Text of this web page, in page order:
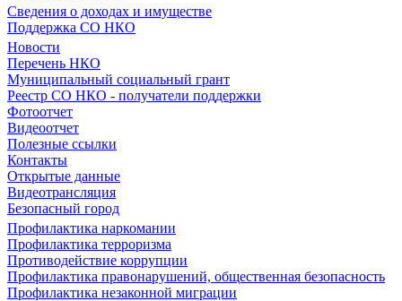
Сведения о доходах и имуществе
Поддержка СО НКО
Новости
Перечень НКО
Муниципальный социальный грант
Реестр СО НКО - получатели поддержки
Фотоотчет
Видеоотчет
Полезные ссылки
Контакты
Открытые данные
Видеотрансляция
Безопасный город
Профилактика наркомании
Профилактика терроризма
Противодействие коррупции
Профилактика правонарушений, общественная безопасность
Профилактика незаконной миграции